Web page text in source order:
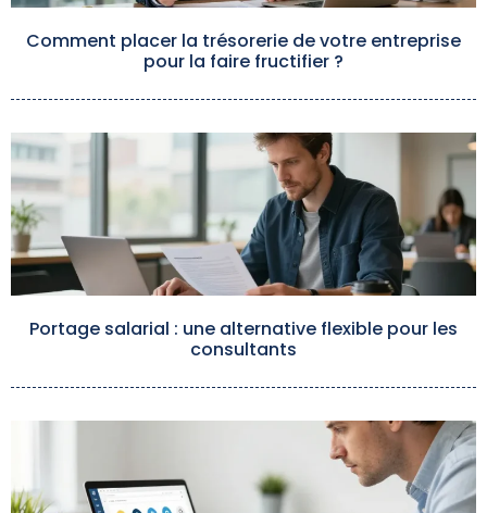
Comment placer la trésorerie de votre entreprise
pour la faire fructifier ?
Portage salarial : une alternative flexible pour les
consultants